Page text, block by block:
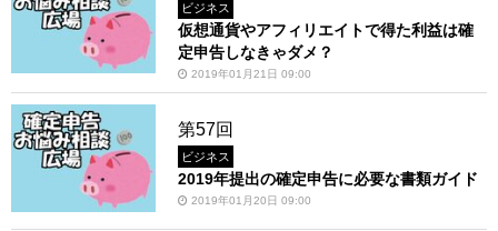
ビジネス
仮想通貨やアフィリエイトで得た利益は確
定申告しなきゃダメ？
2019年01月21日 09:00
第57回
ビジネス
2019年提出の確定申告に必要な書類ガイド
2019年01月20日 09:00